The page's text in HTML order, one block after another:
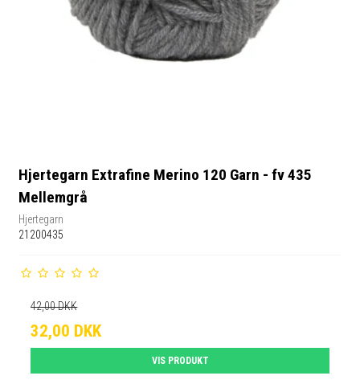
Hjertegarn Extrafine Merino 120 Garn - fv 435
Mellemgrå
Hjertegarn
21200435
42,00 DKK
32,00 DKK
VIS PRODUKT